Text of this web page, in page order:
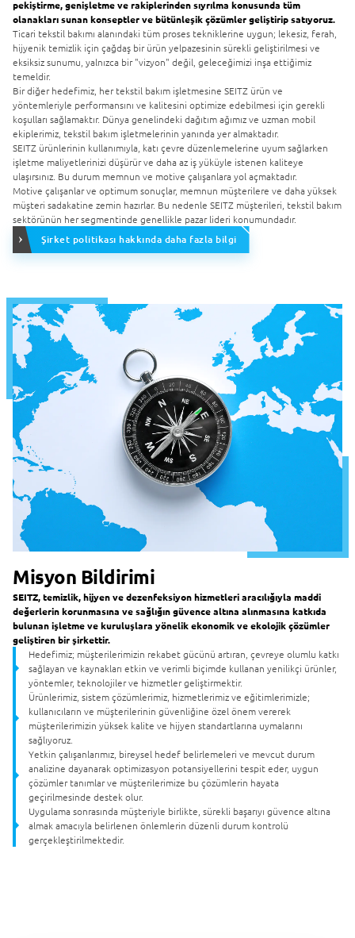
pekiştirme, genişletme ve rakiplerinden sıyrılma konusunda tüm
olanakları sunan konseptler ve bütünleşik çözümler geliştirip satıyoruz.
Ticari tekstil bakımı alanındaki tüm proses tekniklerine uygun; lekesiz, ferah,
hijyenik temizlik için çağdaş bir ürün yelpazesinin sürekli geliştirilmesi ve
eksiksiz sunumu, yalnızca bir "vizyon" değil, geleceğimizi inşa ettiğimiz
temeldir.
Bir diğer hedefimiz, her tekstil bakım işletmesine SEITZ ürün ve
yöntemleriyle performansını ve kalitesini optimize edebilmesi için gerekli
koşulları sağlamaktır. Dünya genelindeki dağıtım ağımız ve uzman mobil
ekiplerimiz, tekstil bakım işletmelerinin yanında yer almaktadır.
SEITZ ürünlerinin kullanımıyla, katı çevre düzenlemelerine uyum sağlarken
işletme maliyetlerinizi düşürür ve daha az iş yüküyle istenen kaliteye
ulaşırsınız. Bu durum memnun ve motive çalışanlara yol açmaktadır.
Motive çalışanlar ve optimum sonuçlar, memnun müşterilere ve daha yüksek
müşteri sadakatine zemin hazırlar. Bu nedenle SEITZ müşterileri, tekstil bakım
sektörünün her segmentinde genellikle pazar lideri konumundadır.
Şirket politikası hakkında daha fazla bilgi
Misyon Bildirimi
SEITZ, temizlik, hijyen ve dezenfeksiyon hizmetleri aracılığıyla maddi
değerlerin korunmasına ve sağlığın güvence altına alınmasına katkıda
bulunan işletme ve kuruluşlara yönelik ekonomik ve ekolojik çözümler
geliştiren bir şirkettir.
Hedefimiz; müşterilerimizin rekabet gücünü artıran, çevreye olumlu katkı
sağlayan ve kaynakları etkin ve verimli biçimde kullanan yenilikçi ürünler,
yöntemler, teknolojiler ve hizmetler geliştirmektir.
Ürünlerimiz, sistem çözümlerimiz, hizmetlerimiz ve eğitimlerimizle;
kullanıcıların ve müşterilerinin güvenliğine özel önem vererek
müşterilerimizin yüksek kalite ve hijyen standartlarına uymalarını
sağlıyoruz.
Yetkin çalışanlarımız, bireysel hedef belirlemeleri ve mevcut durum
analizine dayanarak optimizasyon potansiyellerini tespit eder, uygun
çözümler tanımlar ve müşterilerimize bu çözümlerin hayata
geçirilmesinde destek olur.
Uygulama sonrasında müşteriyle birlikte, sürekli başarıyı güvence altına
almak amacıyla belirlenen önlemlerin düzenli durum kontrolü
gerçekleştirilmektedir.